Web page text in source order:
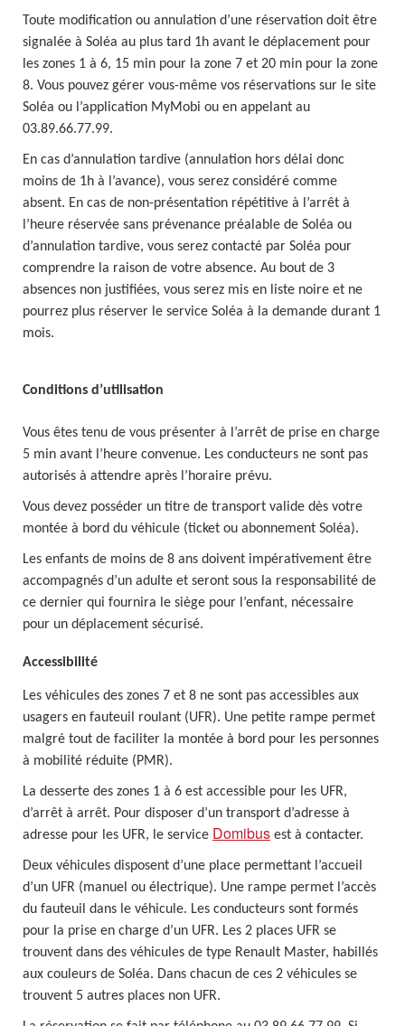
Toute modification ou annulation d’une réservation doit être
signalée à Soléa au plus tard 1h avant le déplacement pour
les zones 1 à 6, 15 min pour la zone 7 et 20 min pour la zone
8. Vous pouvez gérer vous-même vos réservations sur le site
Soléa ou l’application MyMobi ou en appelant au
03.89.66.77.99.
En cas d’annulation tardive (annulation hors délai donc
moins de 1h à l’avance), vous serez considéré comme
absent. En cas de non-présentation répétitive à l’arrêt à
l’heure réservée sans prévenance préalable de Soléa ou
d’annulation tardive, vous serez contacté par Soléa pour
comprendre la raison de votre absence. Au bout de 3
absences non justifiées, vous serez mis en liste noire et ne
pourrez plus réserver le service Soléa à la demande durant 1
mois.
Conditions d’utilisation
Vous êtes tenu de vous présenter à l’arrêt de prise en charge
5 min avant l’heure convenue. Les conducteurs ne sont pas
autorisés à attendre après l’horaire prévu.
Vous devez posséder un titre de transport valide dès votre
montée à bord du véhicule (ticket ou abonnement Soléa).
Les enfants de moins de 8 ans doivent impérativement être
accompagnés d’un adulte et seront sous la responsabilité de
ce dernier qui fournira le siège pour l’enfant, nécessaire
pour un déplacement sécurisé.
Accessibilité
Les véhicules des zones 7 et 8 ne sont pas accessibles aux
usagers en fauteuil roulant (UFR). Une petite rampe permet
malgré tout de faciliter la montée à bord pour les personnes
à mobilité réduite (PMR).
La desserte des zones 1 à 6 est accessible pour les UFR,
d’arrêt à arrêt. Pour disposer d’un transport d’adresse à
adresse pour les UFR, le service Domibus est à contacter.
Deux véhicules disposent d’une place permettant l’accueil
d’un UFR (manuel ou électrique). Une rampe permet l’accès
du fauteuil dans le véhicule. Les conducteurs sont formés
pour la prise en charge d’un UFR. Les 2 places UFR se
trouvent dans des véhicules de type Renault Master, habillés
aux couleurs de Soléa. Dans chacun de ces 2 véhicules se
trouvent 5 autres places non UFR.